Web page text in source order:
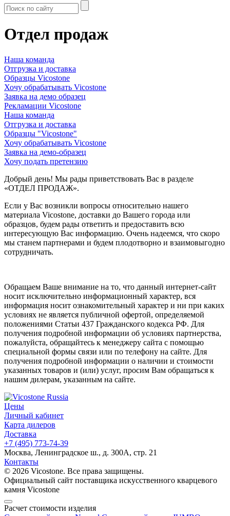
Отдел продаж
Наша команда
Отгрузка и доставка
Образцы Vicostone
Хочу обрабатывать Vicostone
Заявка на демо образец
Рекламации Vicostone
Наша команда
Отгрузка и доставка
Образцы "Vicostone"
Хочу обрабатывать Vicostone
Заявка на демо-образец
Хочу подать претензию
Добрый день! Мы рады приветствовать Вас в разделе
«ОТДЕЛ ПРОДАЖ».
Если у Вас возникли вопросы относительно нашего
материала Vicostone, доставки до Вашего города или
образцов, будем рады ответить и предоставить всю
интересующую Вас информацию. Очень надеемся, что скоро
мы станем партнерами и будем плодотворно и взаимовыгодно
сотрудничать.
Обращаем Ваше внимание на то, что данный интернет-сайт
носит исключительно информационный характер, вся
информация носит ознакомительный характер и ни при каких
условиях не является публичной офертой, определяемой
положениями Статьи 437 Гражданского кодекса РФ. Для
получения подробной информации об условиях партнерства,
пожалуйста, обращайтесь к менеджеру сайта с помощью
специальной формы связи или по телефону на сайте. Для
получения подробной информации о наличии и стоимости
указанных товаров и (или) услуг, просим Вам обращаться к
нашим дилерам, указанным на сайте.
Цены
Личный кабинет
Карта дилеров
Доставка
+7 (495) 773-74-39
Москва, Ленинградское ш., д. 300А, стр. 21
Контакты
© 2026 Vicostone. Все права защищены.
Официальный сайт поставщика искусственного кварцевого
камня Vicostone
Расчет стоимости изделия